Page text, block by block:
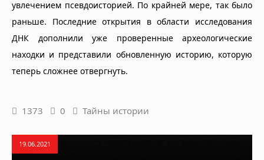
увлечением псевдоисторией. По крайней мере, так было
раньше. Последние открытия в области исследования
ДНК дополнили уже проверенные археологические
находки и представили обновленную историю, которую
теперь сложнее отвергнуть.
1373 0 Тайны истории
19.06.2021